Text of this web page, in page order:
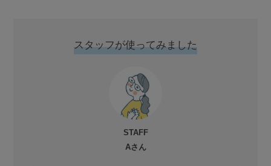
スタッフが使ってみました
STAFF
Aさん